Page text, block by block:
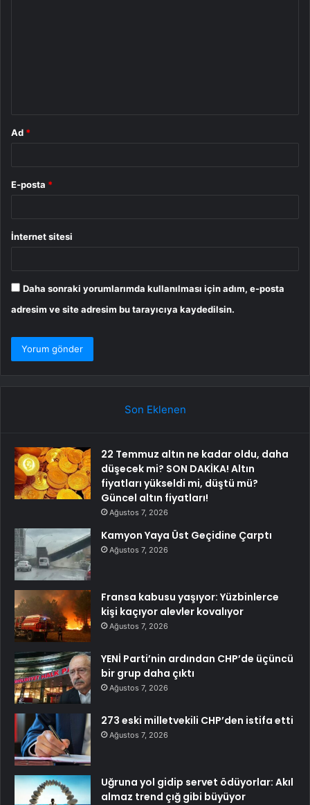
Ad *
E-posta *
İnternet sitesi
Daha sonraki yorumlarımda kullanılması için adım, e-posta
adresim ve site adresim bu tarayıcıya kaydedilsin.
Son Eklenen
22 Temmuz altın ne kadar oldu, daha
düşecek mi? SON DAKİKA! Altın
fiyatları yükseldi mi, düştü mü?
Güncel altın fiyatları!
Ağustos 7, 2026
Kamyon Yaya Üst Geçidine Çarptı
Ağustos 7, 2026
Fransa kabusu yaşıyor: Yüzbinlerce
kişi kaçıyor alevler kovalıyor
Ağustos 7, 2026
YENİ Parti’nin ardından CHP’de üçüncü
bir grup daha çıktı
Ağustos 7, 2026
273 eski milletvekili CHP’den istifa etti
Ağustos 7, 2026
Uğruna yol gidip servet ödüyorlar: Akıl
almaz trend çığ gibi büyüyor